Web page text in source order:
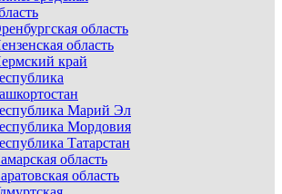
область
область
край
Марий Эл
Мордовия
Татарстан
область
область